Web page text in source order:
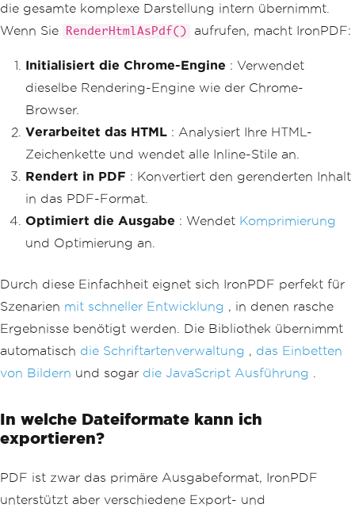
die gesamte komplexe Darstellung intern übernimmt.
Wenn Sie
RenderHtmlAsPdf() aufrufen, macht IronPDF:
Initialisiert die Chrome-Engine : Verwendet
dieselbe Rendering-Engine wie der Chrome-
Browser.
Verarbeitet das HTML : Analysiert Ihre HTML-
Zeichenkette und wendet alle Inline-Stile an.
Rendert in PDF : Konvertiert den gerenderten Inhalt
in das PDF-Format.
Optimiert die Ausgabe : Wendet Komprimierung
und Optimierung an.
Durch diese Einfachheit eignet sich IronPDF perfekt für
Szenarien mit schneller Entwicklung , in denen rasche
Ergebnisse benötigt werden. Die Bibliothek übernimmt
automatisch die Schriftartenverwaltung , das Einbetten
von Bildern und sogar die JavaScript Ausführung
In welche Dateiformate kann ich
exportieren?
PDF ist zwar das primäre Ausgabeformat, IronPDF
unterstützt aber verschiedene Export- und